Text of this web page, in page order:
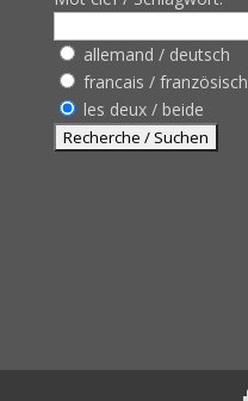
allemand / deutsch
francais / französisch
les deux / beide